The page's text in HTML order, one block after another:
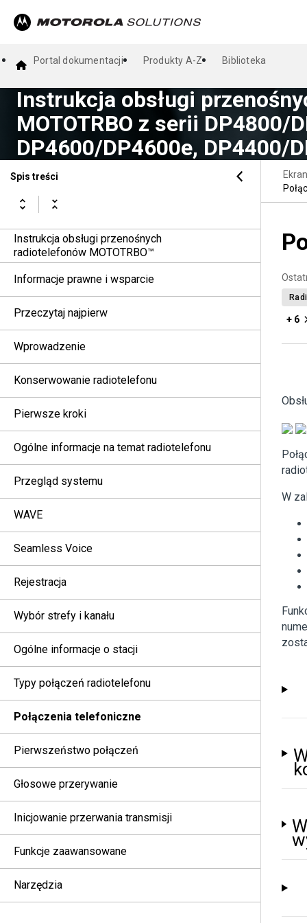
Portal dokumentacji Produkty A-Z Biblioteka
Instrukcja obsługi
MOTOTRBO z serii DP4800/
DP4600/DP4600e, DP4400/
Spis treści
Instrukcja obsługi przenośnych
radiotelefonów MOTOTRBO™
Informacje prawne i wsparcie
Przeczytaj najpierw
Wprowadzenie
Konserwowanie radiotelefonu
Pierwsze kroki
Ogólne informacje na temat radiotelefonu
Przegląd systemu
WAVE
Seamless Voice
Rejestracja
Wybór strefy i kanału
Ogólne informacje o stacji
Typy połączeń radiotelefonu
Połączenia telefoniczne
Pierwszeństwo połączeń
Głosowe przerywanie
Inicjowanie przerwania transmisji
Funkcje zaawansowane
Narzędzia
+ 6
W